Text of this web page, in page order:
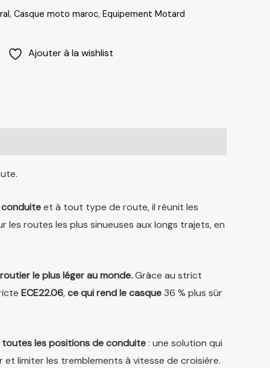
, Casque moto maroc, Equipement Motard
Ajouter à la wishlist
et à tout type de route, il réunit les
routes les plus sinueuses aux longs trajets, en
le plus léger au monde.Grâce au strict
ECE22.06,ce qui rend le casque36 % plus sûr
toutes les positions de conduite: une solution qui
et limiter les tremblements à vitesse de croisière.